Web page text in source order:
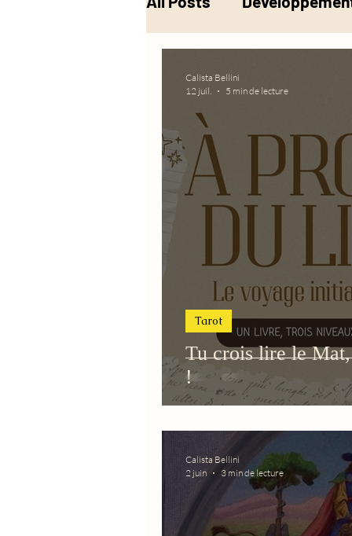
Tu crois lire le Mat,
!
Tarot
Calista Bellini
12 juil.
5 min de lecture
Calista Bellini
2 juin
3 min de lecture